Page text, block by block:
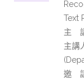
Text
主
主講
邀